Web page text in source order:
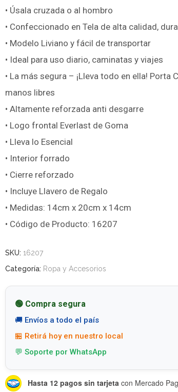
• Úsala cruzada o al hombro
• Confeccionado en Tela de alta calidad,
• Modelo Liviano y fácil de transportar
• Ideal para uso diario, caminatas y viajes
• La más segura – ¡Lleva todo en ella! Porta
manos libres
• Altamente reforzada anti desgarre
• Logo frontal Everlast de Goma
• Lleva lo Esencial
• Interior forrado
• Cierre reforzado
• Incluye Llavero de Regalo
• Medidas: 14cm x 20cm x 14cm
• Código de Producto: 16207
SKU: 16207
Categoría: Ropa y Accesorios
🟢 Compra segura
🚚 Envíos a todo el país
🏪 Retirá hoy en nuestro local
💬 Soporte por WhatsApp
Hasta 12 pagos sin tarjeta con Mercado